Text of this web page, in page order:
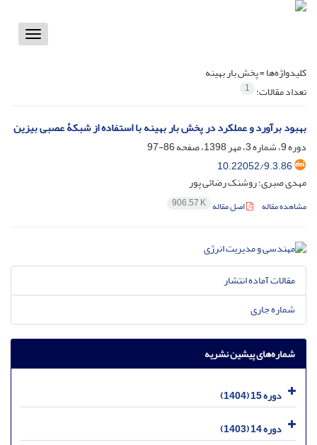
Toggle
کلیدواژه‌ها =پخش بار بهینه
تعداد مقالات: 1
بهبود برآورد و عملکرد در پخش بار بهینه با استفاده از شبکۀ عصبی بیزین
دوره 9، شماره 3، مهر 1398، صفحه
86-97
10.22052/9.3.86
مهدی صبری؛ روشنک رضائی پور
مشاهده مقاله اصل مقاله 906.57 K
مقالات آماده انتشار
شماره جاری
شماره‌های پیشین نشریه
دوره 15 (1404)
دوره 14 (1403)